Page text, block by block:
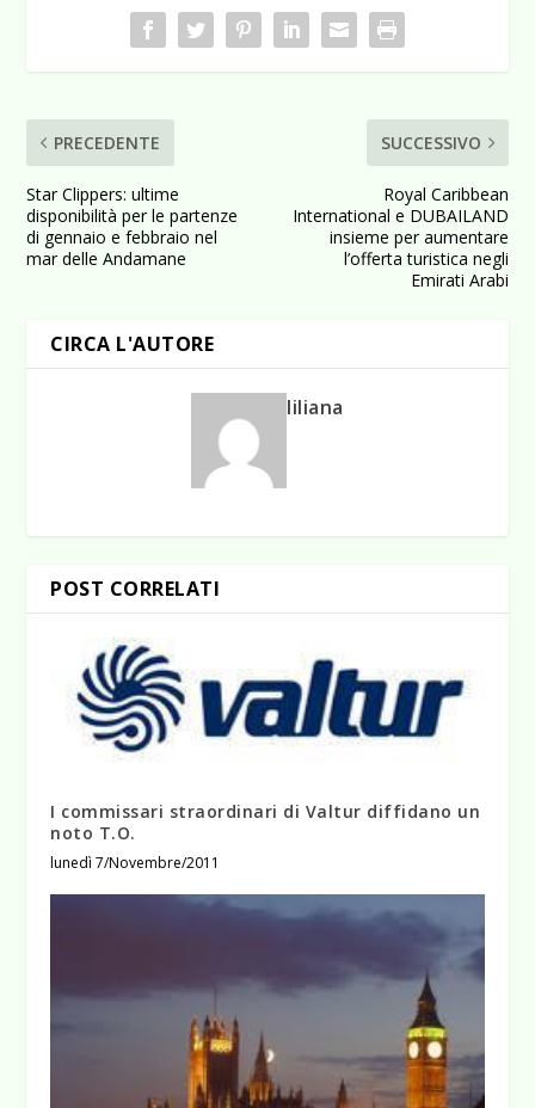
PRECEDENTE
Star Clippers: ultime
disponibilità per le partenze
di gennaio e febbraio nel
mar delle Andamane
SUCCESSIVO
Royal Caribbean
International e DUBAILAND
insieme per aumentare
l’offerta turistica negli
Emirati Arabi
CIRCA L'AUTORE
liliana
POST CORRELATI
I commissari straordinari di Valtur diffidano un
noto T.O.
lunedì 7/Novembre/2011